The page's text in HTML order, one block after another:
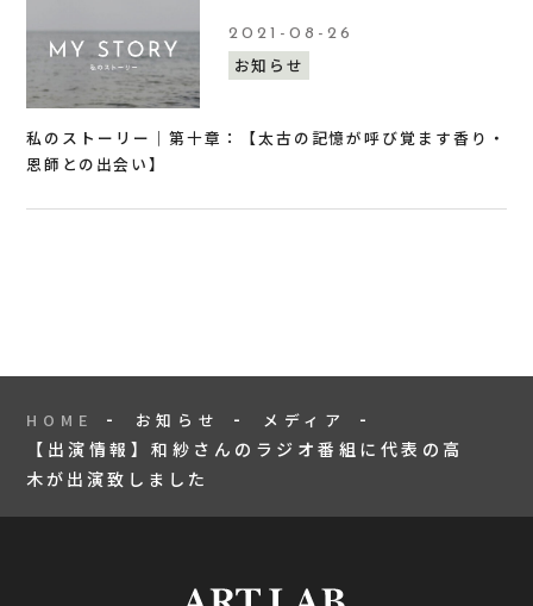
2021-08-26
お知らせ
私のストーリー｜第十章：【太古の記憶が呼び覚ます香り・
恩師との出会い】
HOME お知らせ メディア
【出演情報】和紗さんのラジオ番組に代表の高
木が出演致しました